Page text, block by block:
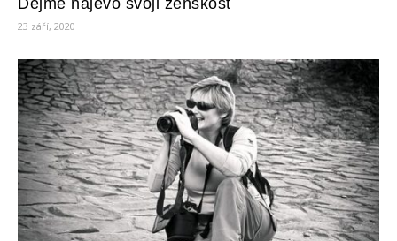
Dejme najevo svoji ženskost
23 září, 2020